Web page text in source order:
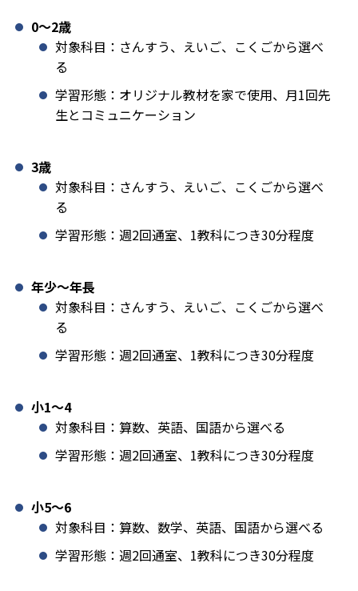
0〜2歳
対象科目：さんすう、えいご、こくごから選べ
る
学習形態：オリジナル教材を家で使用、月1回先
生とコミュニケーション
3歳
対象科目：さんすう、えいご、こくごから選べ
る
学習形態：週2回通室、1教科につき30分程度
年少〜年長
対象科目：さんすう、えいご、こくごから選べ
る
学習形態：週2回通室、1教科につき30分程度
小1️〜4
対象科目：算数、英語、国語から選べる
学習形態：週2回通室、1教科につき30分程度
小5〜6
対象科目：算数、数学、英語、国語から選べる
学習形態：週2回通室、1教科につき30分程度